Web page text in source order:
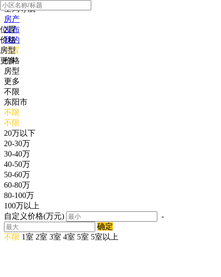
全局导航
房产
发布
我的
位置
价格
房型
更多
位置
价格
房型
更多
不限
东阳市
不限
不限
20万以下
20-30万
30-40万
40-50万
50-60万
60-80万
80-100万
100万以上
自定义价格(万元)
-
确定
不限 1室 2室 3室 4室 5室 5室以上